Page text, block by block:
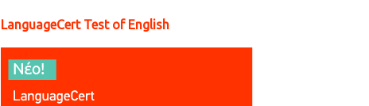
LanguageCert Test of English